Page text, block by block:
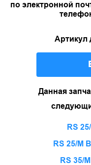
по электронной
Артикул
Данная
RS
RS 25/M
RS 35/